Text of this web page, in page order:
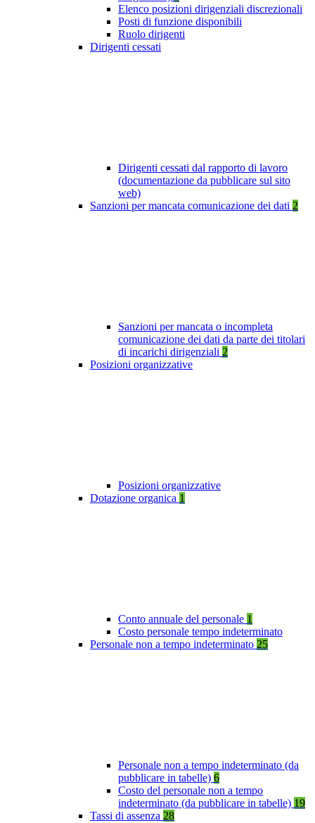
Elenco posizioni dirigenziali discrezionali
Posti di funzione disponibili
Ruolo dirigenti
Dirigenti cessati
Dirigenti cessati dal rapporto di lavoro
(documentazione da pubblicare sul sito
web)
Sanzioni per mancata comunicazione dei dati 2
Sanzioni per mancata o incompleta
comunicazione dei dati da parte dei titolari
di incarichi dirigenziali 2
Posizioni organizzative
Posizioni organizzative
Dotazione organica 1
Conto annuale del personale 1
Costo personale tempo indeterminato
Personale non a tempo indeterminato 25
Personale non a tempo indeterminato (da
pubblicare in tabelle) 6
Costo del personale non a tempo
indeterminato (da pubblicare in tabelle) 19
Tassi di assenza 28